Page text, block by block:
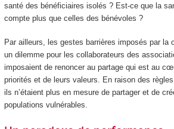
santé des bénéficiaires isolés ? Est-ce que la
compte plus que celles des bénévoles ?
Par ailleurs, les gestes barrières imposés par la
un dilemme pour les collaborateurs des
imposaient de renoncer au partage qui est au
priorités et de leurs valeurs. En raison des
ils n’étaient plus en mesure de partager et de
populations vulnérables.